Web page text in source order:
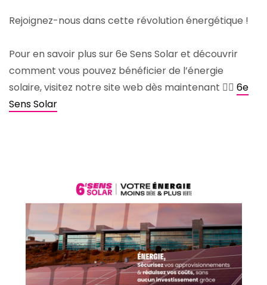
Rejoignez-nous dans cette révolution énergétique !
Pour en savoir plus sur 6e Sens Solar et découvrir
comment vous pouvez bénéficier de l’énergie
solaire, visitez notre site web dès maintenant 👉🏻 6e
Sens Solar